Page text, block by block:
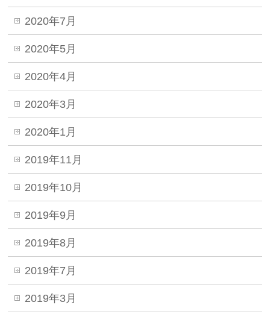
2020年7月
2020年5月
2020年4月
2020年3月
2020年1月
2019年11月
2019年10月
2019年9月
2019年8月
2019年7月
2019年3月